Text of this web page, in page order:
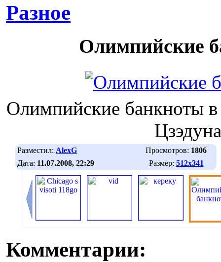
Разное
Олимпийские
Олимпийские банкноты
Цзэдуна
Разместил: AlexG Просмотров: 1806
Дата: 11.07.2008, 22:29 Размер: 512х341
Комментарии: